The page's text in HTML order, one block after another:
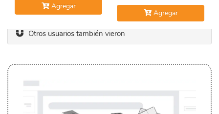
Agregar
Agregar
Otros usuarios también vieron